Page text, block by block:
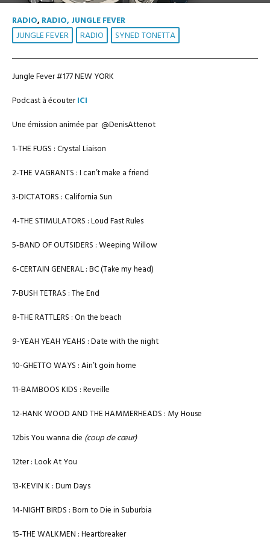
RADIO,RADIO, JUNGLE FEVER
JUNGLE FEVER RADIO SYNED TONETTA
Jungle Fever #177 NEW YORK
Podcast à écouterICI
Une émission animée par @DenisAttenot
1-THE FUGS : Crystal Liaison
2-THE VAGRANTS : I can’t make a friend
3-DICTATORS : California Sun
4-THE STIMULATORS : Loud Fast Rules
5-BAND OF OUTSIDERS : Weeping Willow
6-CERTAIN GENERAL : BC (Take my head)
7-BUSH TETRAS : The End
8-THE RATTLERS : On the beach
9-YEAH YEAH YEAHS : Date with the night
10-GHETTO WAYS : Ain’t goin home
11-BAMBOOS KIDS : Reveille
12-HANK WOOD AND THE HAMMERHEADS : My House
12bis You wanna die (coup de cœur)
12ter : Look At You
13-KEVIN K : Dum Days
14-NIGHT BIRDS : Born to Die in Suburbia
15-THE WALKMEN : Heartbreaker